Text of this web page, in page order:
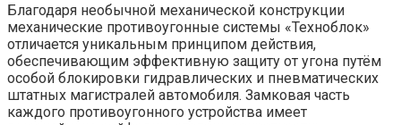
Благодаря необычной механической конструкции
механические противоугонные системы «Техноблок»
отличается уникальным принципом действия,
обеспечивающим эффективную защиту от угона путём
особой блокировки гидравлических и пневматических
штатных магистралей автомобиля. Замковая часть
каждого противоугонного устройства имеет